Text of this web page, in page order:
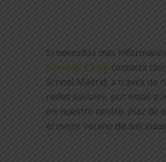
Si necesitas más
Summer Camp contacta
School Madrid, a través de
redes sociales, por email o
en nuestro centro. ¡Haz de
el mejor verano de sus